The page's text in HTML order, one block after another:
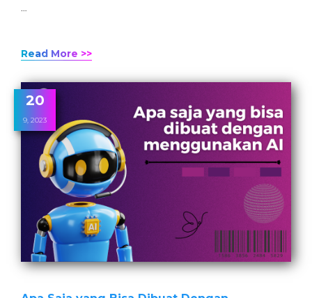
…
Read More >>
20
9, 2023